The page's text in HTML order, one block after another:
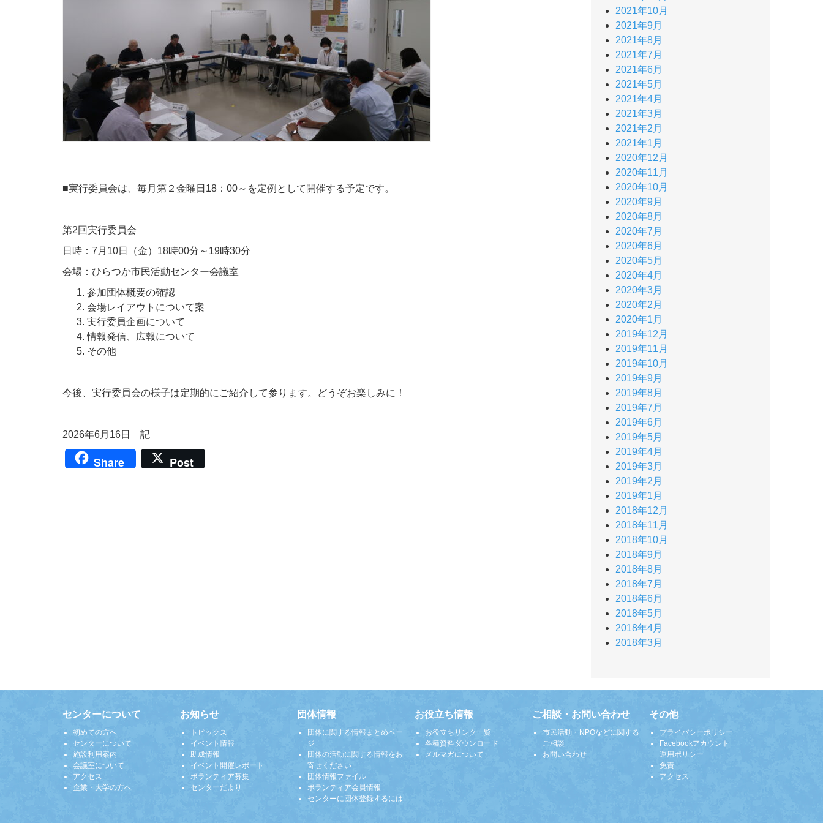
■実行委員会は、毎月第２金曜日18：00～を定例として開催する予定です。
第2回実行委員会
日時：7月10日（金）18時00分～19時30分
会場：ひらつか市民活動センター会議室
参加団体概要の確認
会場レイアウトについて案
実行委員企画について
情報発信、広報について
その他
今後、実行委員会の様子は定期的にご紹介して参ります。どうぞお楽しみに！
2026年6月16日 記
Share Post
2021年10月
2021年9月
2021年8月
2021年7月
2021年6月
2021年5月
2021年4月
2021年3月
2021年2月
2021年1月
2020年12月
2020年11月
2020年10月
2020年9月
2020年8月
2020年7月
2020年6月
2020年5月
2020年4月
2020年3月
2020年2月
2020年1月
2019年12月
2019年11月
2019年10月
2019年9月
2019年8月
2019年7月
2019年6月
2019年5月
2019年4月
2019年3月
2019年2月
2019年1月
2018年12月
2018年11月
2018年10月
2018年9月
2018年8月
2018年7月
2018年6月
2018年5月
2018年4月
2018年3月
センターについて
初めての方へ
センターについて
施設利用案内
会議室について
アクセス
企業・大学の方へ
お知らせ
トピックス
イベント情報
助成情報
イベント開催レポート
ボランティア募集
センターだより
団体情報
団体に関する情報まとめペー
ジ
団体の活動に関する情報をお
寄せください
団体情報ファイル
ボランティア会員情報
センターに団体登録するには
お役立ち情報
お役立ちリンク一覧
各種資料ダウンロード
メルマガについて
ご相談・お問い合わせ
市民活動・NPOなどに関する
ご相談
お問い合わせ
その他
プライバシーポリシー
Facebookアカウント
運用ポリシー
免責
アクセス